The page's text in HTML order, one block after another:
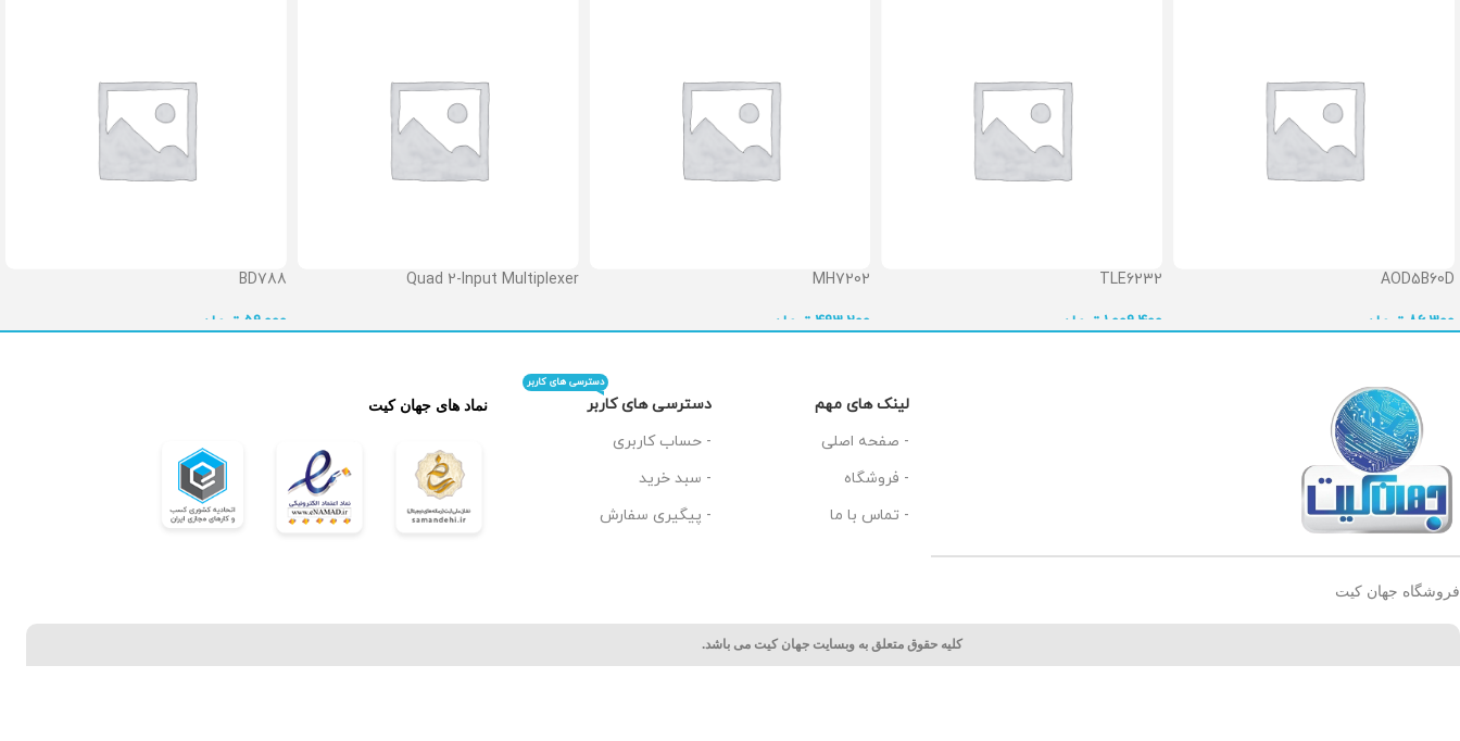
AOD5B60D
86,300 تومان
TLE6232
1,009,400 تومان
MH7202
493,200 تومان
Quad 2-Input Multiplexer
BD788
59,000 تومان
فروشگاه جهان کیت
لینک های مهم
- صفحه اصلی
- فروشگاه
- تماس با ما
دسترسی های کاربر
دسترسی های کاربر
- حساب کاربری
- سبد خرید
- پیگیری سفارش
نماد های جهان کیت
کلیه حقوق متعلق به وبسایت جهان کیت می باشد.